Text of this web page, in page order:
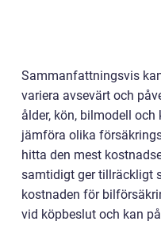
Sammanfattningsvis
variera avsevärt och
ålder, kön, bilmodell
jämföra olika
hitta den mest
samtidigt ger tillräckligt
kostnaden för
vid köpbeslut och kan